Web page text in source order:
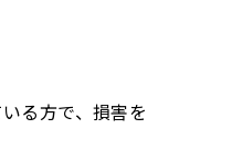
る方で、損害を